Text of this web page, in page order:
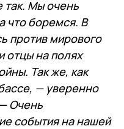
так. Мы очень
что боремся. В
против мирового
отцы на полях
Так же, как
— уверенно
Очень
события на на­шей